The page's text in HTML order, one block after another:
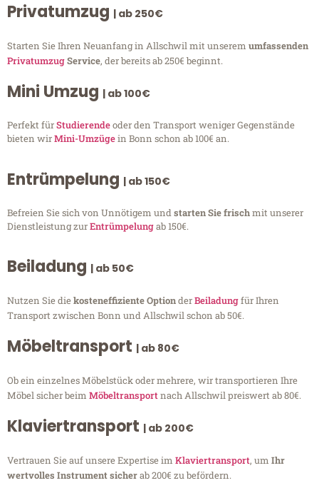
Privatumzug | ab 250€
Starten Sie Ihren Neuanfang in Allschwil mit unserem umfassenden
PrivatumzugService, der bereits ab 250€ beginnt.
Mini Umzug | ab 100€
Perfekt fürStudierendeoder den Transport weniger Gegenstände
bieten wirMini-Umzügein Bonn schon ab 100€ an.
Entrümpelung | ab 150€
Befreien Sie sich von Unnötigem undstarten Sie frischmit unserer
Dienstleistung zurEntrümpelungab 150€.
Beiladung | ab 50€
Nutzen Sie diekosteneffiziente OptionderBeiladungfür Ihren
Transport zwischen Bonn und Allschwil schon ab 50€.
Möbeltransport | ab 80€
Ob ein einzelnes Möbelstück oder mehrere, wir transportieren Ihre
Möbel sicher beim Möbeltransportnach Allschwil preiswert ab 80€.
Klaviertransport | ab 200€
Vertrauen Sie auf unsere Expertise im Klaviertransport, um Ihr
wertvolles Instrument sicherab 200€ zu befördern.